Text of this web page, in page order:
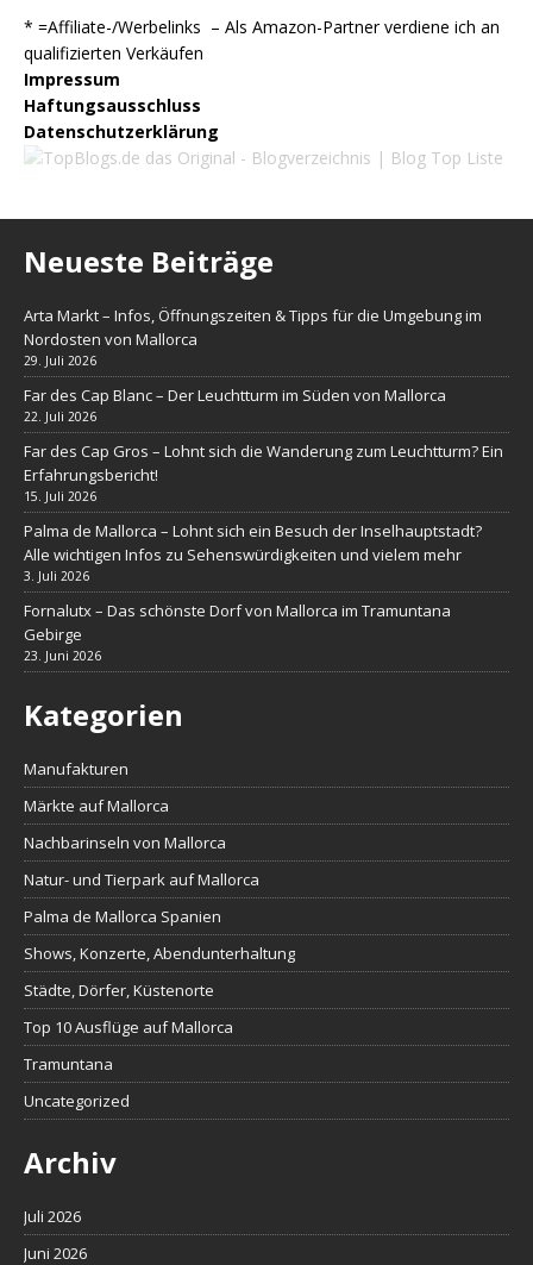
* =Affiliate-/Werbelinks – Als Amazon-Partner verdiene ich an
qualifizierten Verkäufen
Impressum
Haftungsausschluss
Datenschutzerklärung
Neueste Beiträge
Arta Markt – Infos, Öffnungszeiten & Tipps für die Umgebung im
Nordosten von Mallorca
29. Juli 2026
Far des Cap Blanc – Der Leuchtturm im Süden von Mallorca
22. Juli 2026
Far des Cap Gros – Lohnt sich die Wanderung zum Leuchtturm? Ein
Erfahrungsbericht!
15. Juli 2026
Palma de Mallorca – Lohnt sich ein Besuch der Inselhauptstadt?
Alle wichtigen Infos zu Sehenswürdigkeiten und vielem mehr
3. Juli 2026
Fornalutx – Das schönste Dorf von Mallorca im Tramuntana
Gebirge
23. Juni 2026
Kategorien
Manufakturen
Märkte auf Mallorca
Nachbarinseln von Mallorca
Natur- und Tierpark auf Mallorca
Palma de Mallorca Spanien
Shows, Konzerte, Abendunterhaltung
Städte, Dörfer, Küstenorte
Top 10 Ausflüge auf Mallorca
Tramuntana
Uncategorized
Archiv
Juli 2026
Juni 2026